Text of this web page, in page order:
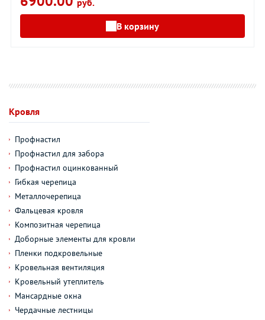
В корзину
Кровля
Профнастил
Профнастил для забора
Профнастил оцинкованный
Гибкая черепица
Металлочерепица
Фальцевая кровля
Композитная черепица
Доборные элементы для кровли
Пленки подкровельные
Кровельная вентиляция
Кровельный утеплитель
Мансардные окна
Чердачные лестницы